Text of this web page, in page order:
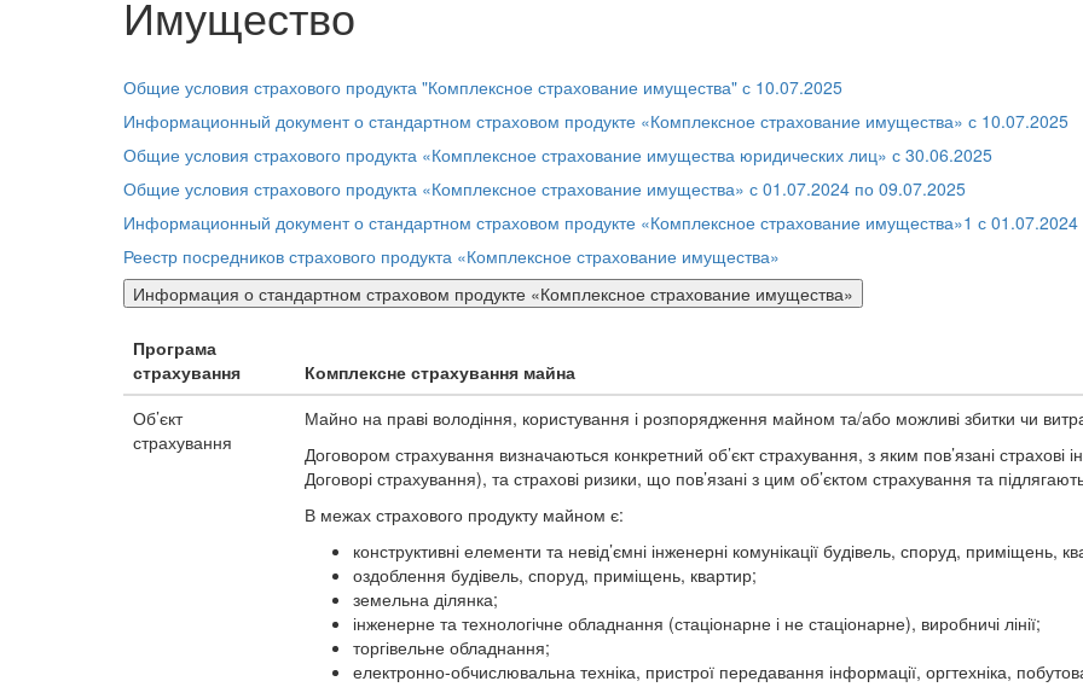
Имущество
Общие условия страхового продукта "Комплексное страхование имущества" с 10.07.2025
Информационный документ о стандартном страховом продукте «Комплексное страхование имущества» с 10.07.2025
Общие условия страхового продукта «Комплексное страхование имущества юридических лиц» с 30.06.2025
Общие условия страхового продукта «Комплексное страхование имущества» с 01.07.2024 по 09.07.2025
Информационный документ о стандартном страховом продукте «Комплексное страхование имущества»1 с
Реестр посредников страхового продукта «Комплексное страхование имущества»
Информация о стандартном страховом продукте «Комплексное страхование имущества»
Програма
страхування
Комплексне страхування майна
Об’єкт
страхування
Майно на праві володіння, користування і розпорядження майном та/або можливі збитки чи
Договором страхування визначаються конкретний об’єкт страхування, з яким пов’язані страхові
Договорі страхування), та страхові ризики, що пов’язані з цим об’єктом страхування та
В межах страхового продукту майном є:
конструктивні елементи та невід’ємні інженерні комунікації будівель, споруд, приміщень,
оздоблення будівель, споруд, приміщень, квартир;
земельна ділянка;
інженерне та технологічне обладнання (стаціонарне і не стаціонарне), виробничі лінії;
торгівельне обладнання;
електронно-обчислювальна техніка, пристрої передавання інформації, оргтехніка,